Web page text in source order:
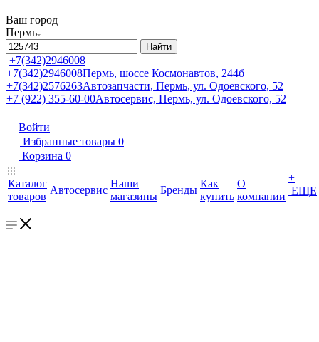
Ваш город
Пермь
Найти
+7(342)2946008
+7(342)2946008Пермь, шоссе Космонавтов, 244б
+7(342)2576263Автозапчасти, Пермь, ул. Одоевского, 52
+7 (922) 355-60-00Автосервис, Пермь, ул. Одоевского, 52
Войти
Избранные товары 0
Корзина 0
Каталог
товаров
Автосервис
Наши
магазины
Бренды
Как
купить
О
компании
+
ЕЩЕ